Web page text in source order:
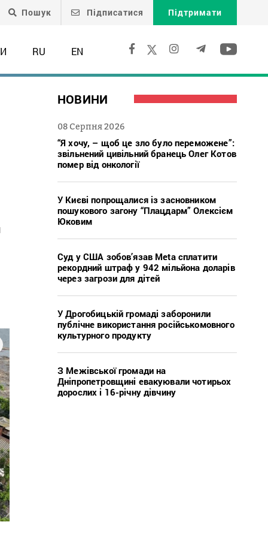
Пошук Підписатися Підтримати
RU EN
НОВИНИ
08 Серпня 2026
“Я хочу, – щоб це зло було переможене”:
звільнений цивільний бранець Олег Котов
помер від онкології
У Києві попрощалися із засновником
пошукового загону “Плацдарм” Олексієм
Юковим
Суд у США зобов’язав Meta сплатити
рекордний штраф у 942 мільйона доларів
через загрози для дітей
У Дрогобицькій громаді заборонили
публічне використання російськомовного
культурного продукту
З Межівської громади на
Дніпропетровщині евакуювали чотирьох
дорослих і 16-річну дівчину